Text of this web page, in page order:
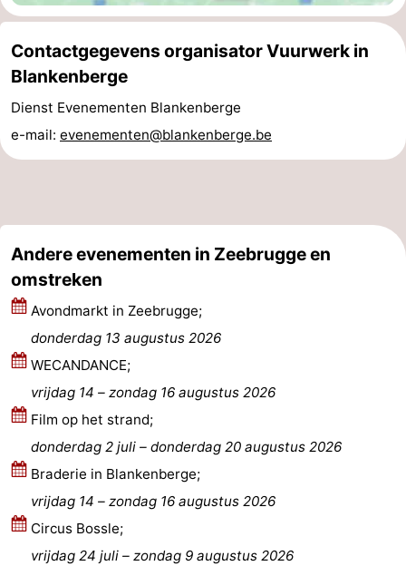
Wenduine
-
De
Haan
-
Bredene
-
Westende
Weer
Contact
Contactgegevens organisator Vuurwerk in
Blankenberge
Dienst Evenementen Blankenberge
e-mail: evenementen@blankenberge.be
Andere evenementen in Zeebrugge en
omstreken
Avondmarkt in Zeebrugge;
donderdag 13 augustus 2026
WECANDANCE;
vrijdag 14 – zondag 16 augustus 2026
Film op het strand;
donderdag 2 juli – donderdag 20 augustus 2026
Braderie in Blankenberge;
vrijdag 14 – zondag 16 augustus 2026
Circus Bossle;
vrijdag 24 juli –
zondag 9 augustus 2026